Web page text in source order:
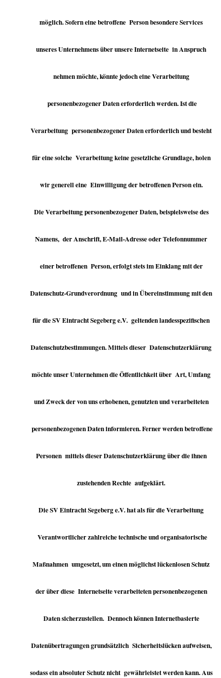
möglich. Sofern eine betroffene Person besondere Services
unseres Unternehmens über unsere Internetseite in Anspruch
nehmen möchte, könnte jedoch eine Verarbeitung
personenbezogener Daten erforderlich werden. Ist die
Verarbeitung personenbezogener Daten erforderlich und besteht
für eine solche Verarbeitung keine gesetzliche Grundlage, holen
wir generell eine Einwilligung der betroffenen Person ein.
Die Verarbeitung personenbezogener Daten, beispielsweise des
Namens, der Anschrift, E-Mail-Adresse oder Telefonnummer
einer betroffenen Person, erfolgt stets im Einklang mit der
Datenschutz-Grundverordnung und in Übereinstimmung mit den
für die SV Eintracht Segeberg e.V. geltenden landesspezifischen
Datenschutzbestimmungen. Mittels dieser Datenschutzerklärung
möchte unser Unternehmen die Öffentlichkeit über Art, Umfang
und Zweck der von uns erhobenen, genutzten und verarbeiteten
personenbezogenen Daten informieren. Ferner werden betroffene
Personen mittels dieser Datenschutzerklärung über die ihnen
zustehenden Rechte aufgeklärt.
Die SV Eintracht Segeberg e.V. hat als für die Verarbeitung
Verantwortlicher zahlreiche technische und organisatorische
Maßnahmen umgesetzt, um einen möglichst lückenlosen Schutz
der über diese Internetseite verarbeiteten personenbezogenen
Daten sicherzustellen. Dennoch können Internetbasierte
Datenübertragungen grundsätzlich Sicherheitslücken aufweisen,
sodass ein absoluter Schutz nicht gewährleistet werden kann. Aus